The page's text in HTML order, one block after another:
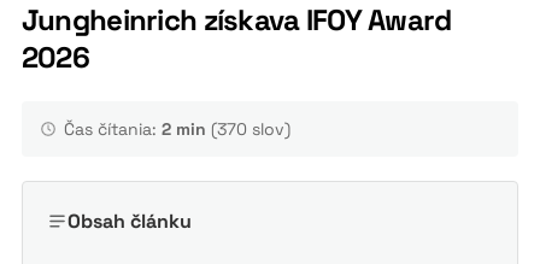
Jungheinrich získava IFOY Award
2026
Čas čítania: 2 min (370 slov)
Obsah článku